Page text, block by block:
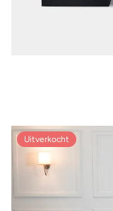
Uitverkocht